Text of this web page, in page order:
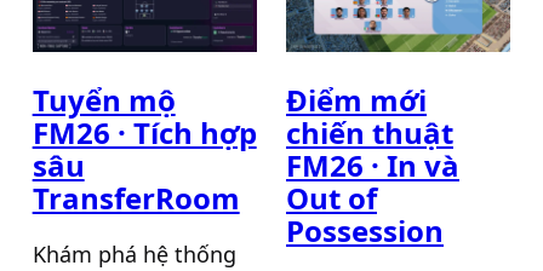
Tuyển mộ
FM26 · Tích hợp
sâu
TransferRoom
Khám phá hệ thống
Điểm mới
chiến thuật
FM26 · In và
Out of
Possession